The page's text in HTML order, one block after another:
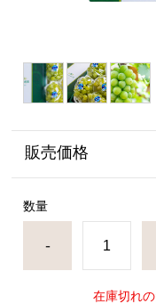
販売価格
数量
-
在庫切れ